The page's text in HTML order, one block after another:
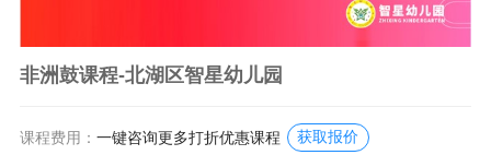
非洲鼓课程-北湖区智星幼儿园
课程费用： 一键咨询更多打折优惠课程 获取报价